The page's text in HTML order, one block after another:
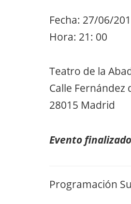
Fecha: 27/06/
Hora: 21: 00
Teatro de la
Calle Fernández
28015 Madrid
Evento finalizado
Programación